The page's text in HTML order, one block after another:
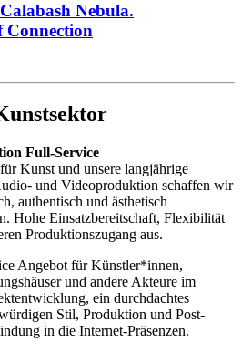
Nebula.
Connection
Full-Service
Kunst und unsere langjährige
und Videoproduktion schaffen wir
authentisch und ästhetisch
Hohe Einsatzbereitschaft, Flexibilität
Produktionszugang aus.
Angebot für Künstler*innen,
und andere Akteure im
ein durchdachtes
Stil, Produktion und Post-
in die Internet-Präsenzen.